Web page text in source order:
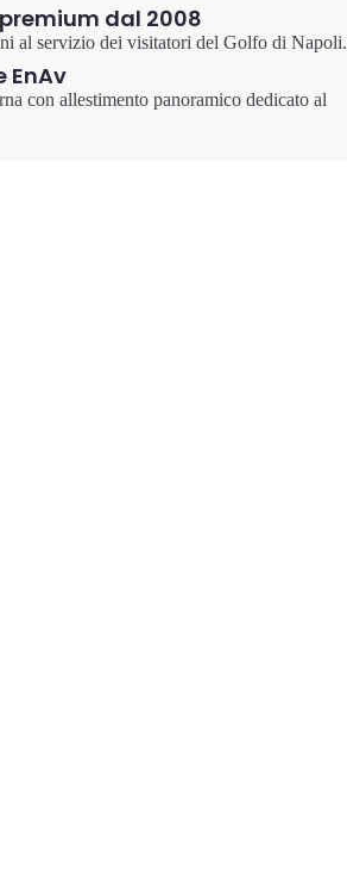
dal 2008
al servizio dei visitatori del Golfo di Napoli.
EnAv
con allestimento panoramico dedicato al